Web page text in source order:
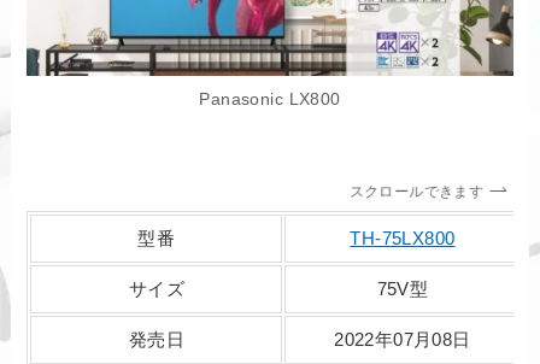
Panasonic LX800
スクロールできます
型番 TH-75LX800
サイズ 75V型
発売日 2022年07月08日